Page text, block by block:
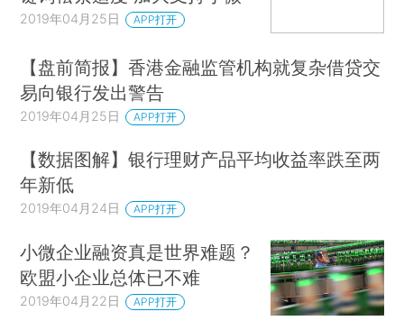
2019年04月25日 APP打开
【盘前简报】香港金融监管机构就复杂借贷交
易向银行发出警告
2019年04月25日 APP打开
【数据图解】银行理财产品平均收益率跌至两
年新低
2019年04月24日 APP打开
小微企业融资真是世界难题？
欧盟小企业总体已不难
2019年04月22日 APP打开